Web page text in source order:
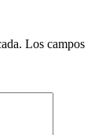
Los campos